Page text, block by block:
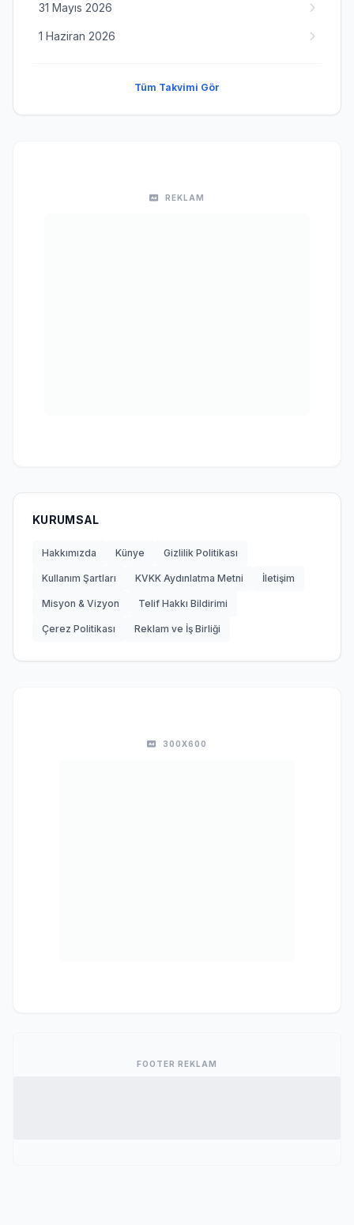
31 Mayıs 2026
1 Haziran 2026
Tüm Takvimi Gör
REKLAM
KURUMSAL
Hakkımızda Künye Gizlilik Politikası
Kullanım Şartları KVKK Aydınlatma Metni İletişim
Misyon & Vizyon Telif Hakkı Bildirimi
Çerez Politikası Reklam ve İş Birliği
300X600
FOOTER REKLAM